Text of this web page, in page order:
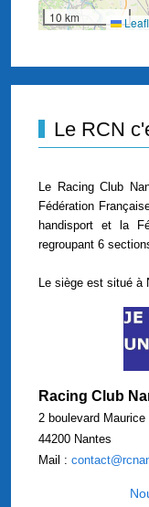
10 km
Le RCN
Le Racing Club
Fédération
handisport et la
regroupant 6
Le siège est situé à
Racing Club
2 boulevard Maurice
44200 Nantes
Mail :